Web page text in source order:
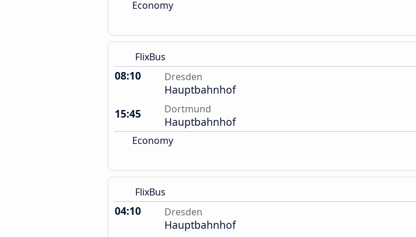
Economy
FlixBus
08:10 Dresden
Hauptbahnhof
15:45
Dortmund
Hauptbahnhof
Economy
FlixBus
04:10 Dresden
Hauptbahnhof